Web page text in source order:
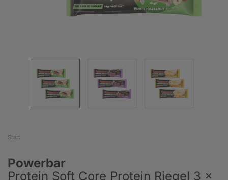
Start
Powerbar
Protein Soft Core Protein Riegel 3 x